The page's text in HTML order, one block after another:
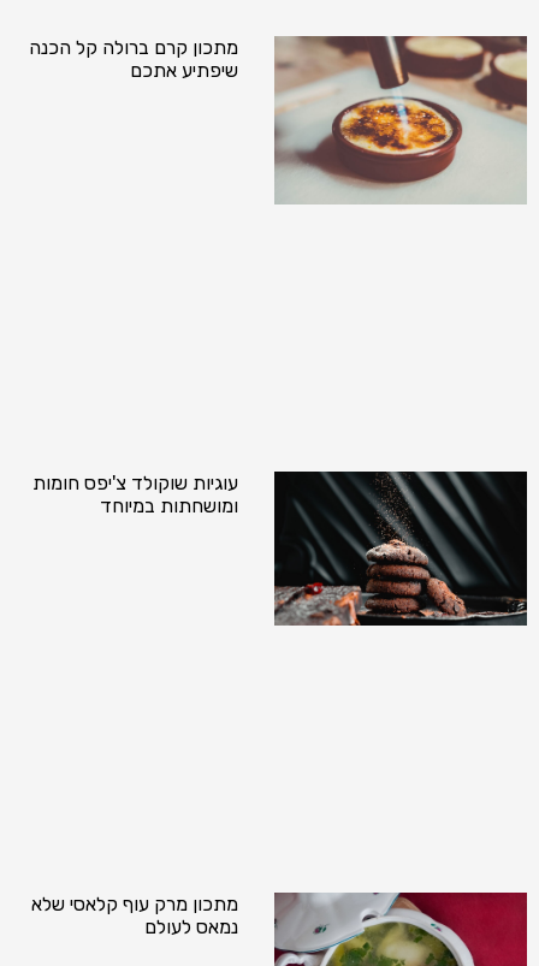
מתכון קרם ברולה קל הכנה
שיפתיע אתכם
עוגיות שוקולד צ'יפס חומות
ומושחתות במיוחד
מתכון מרק עוף קלאסי שלא
נמאס לעולם